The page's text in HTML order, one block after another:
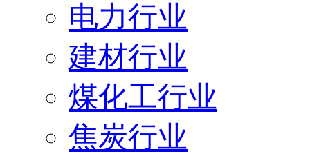
电力行业
建材行业
煤化工行业
焦炭行业